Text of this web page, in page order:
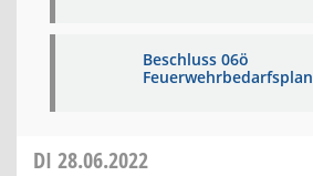
Beschluss 06ö
Feuerwehrbedarfsplan
DI 28.06.2022